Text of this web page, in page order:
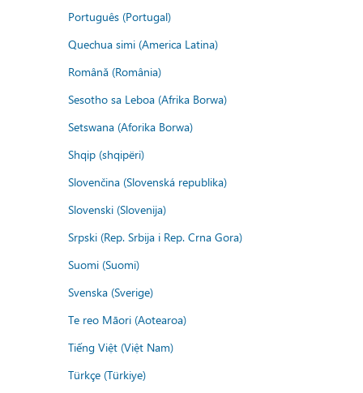
Português (Portugal)
Quechua simi (America Latina)
Română (România)
Sesotho sa Leboa (Afrika Borwa)
Setswana (Aforika Borwa)
Shqip (shqipëri)
Slovenčina (Slovenská republika)
Slovenski (Slovenija)
Srpski (Rep. Srbija i Rep. Crna Gora)
Suomi (Suomi)
Svenska (Sverige)
Te reo Māori (Aotearoa)
Tiếng Việt (Việt Nam)
Türkçe (Türkiye)